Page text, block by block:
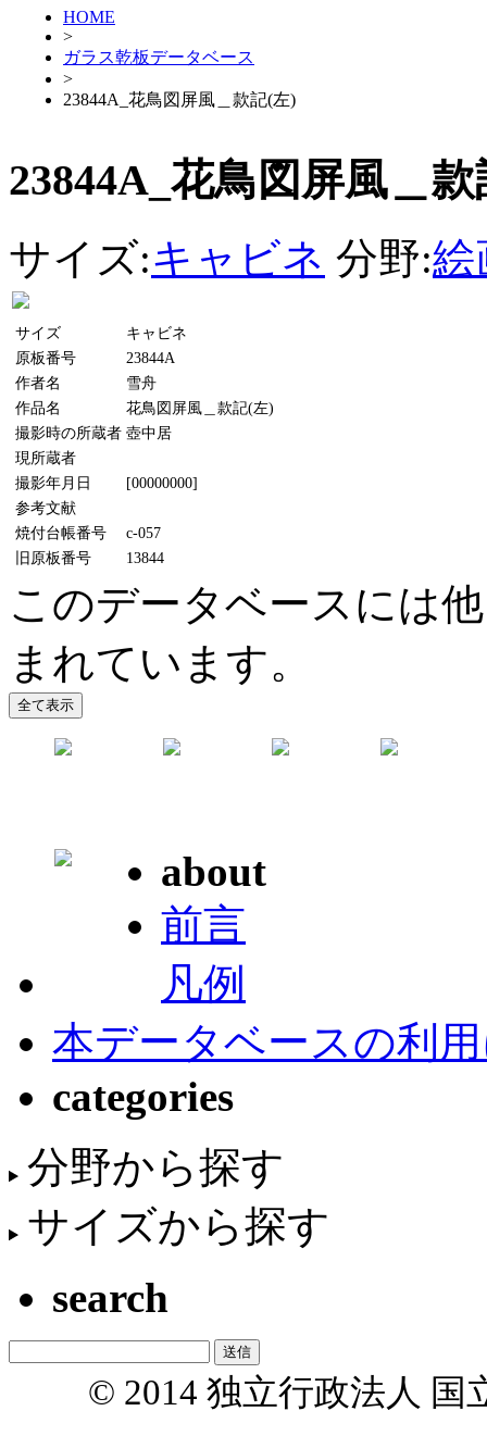
HOME
>
ガラス乾板データベース
>
23844A_花鳥図屏風＿款記(左)
23844A_花鳥図屏風＿
サイズ:キャビネ 分野:絵
サイズ
キャビネ
原板番号
23844A
作者名
雪舟
作品名
花鳥図屏風＿款記(左)
撮影時の所蔵者 壺中居
現所蔵者
撮影年月日
[00000000]
参考文献
焼付台帳番号
c-057
旧原板番号
13844
このデータベースには
まれています。
about
前言
凡例
本データベースの利
categories
分野から探す
サイズから探す
search
© 2014 独立行政法人 国